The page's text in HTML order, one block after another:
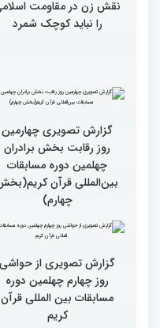
گزارش تصویری سومین
نقش زن در مقاومت اسلامی
را نباید کوچک شمرد
روز رقابت بخش برادران
چهلمین دوره مسابقات
بین‌المللی قرآن کریم(بخش
چهارم)